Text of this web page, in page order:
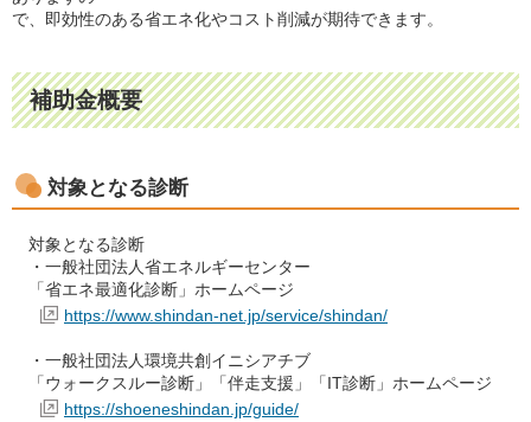
で、即効性のある省エネ化やコスト削減が期待できます。
補助金概要
対象となる診断
対象となる診断
・⼀般社団法⼈省エネルギーセンター
「省エネ最適化診断」ホームページ
https://www.shindan-net.jp/service/shindan/
・⼀般社団法⼈環境共創イニシアチブ
「ウォークスルー診断」「伴⾛⽀援」「IT診断」ホームページ
https://shoeneshindan.jp/guide/